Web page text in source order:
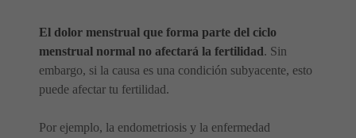
El dolor menstrual que forma parte del ciclo
menstrual normal no afectará la fertilidad. Sin
embargo, si la causa es una condición subyacente, esto
puede afectar tu fertilidad.
Por ejemplo, la endometriosis y la enfermedad